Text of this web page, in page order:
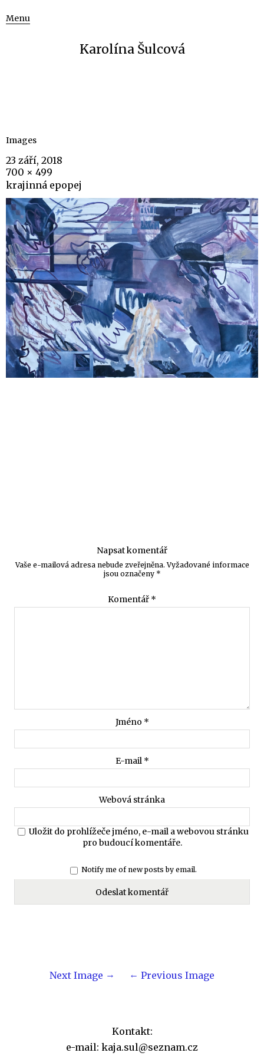
Menu
Karolína Šulcová
Images
23 září, 2018
700 × 499
krajinná epopej
Napsat komentář
Vaše e-mailová adresa nebude zveřejněna. Vyžadované informace
jsou označeny *
Komentář *
Jméno *
E-mail *
Webová stránka
Uložit do prohlížeče jméno, e-mail a webovou stránku
pro budoucí komentáře.
Notify me of new posts by email.
Next Image Previous Image
Kontakt:
e-mail: kaja.sul@seznam.cz